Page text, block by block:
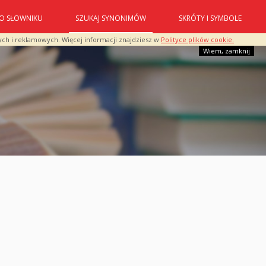
i reklamowych. Więcej informacji znajdziesz w Polityce plików cookie.
Wiem, zamknij
O SŁOWNIKU SZUKAJ SYNONIMÓW SKRÓTY I SYMBOLE